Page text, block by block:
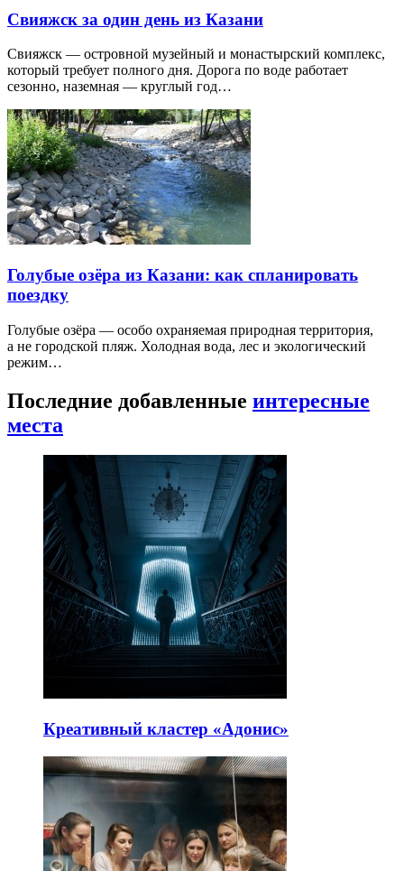
Свияжск за один день из Казани
Свияжск — островной музейный и монастырский комплекс,
который требует полного дня. Дорога по воде работает
сезонно, наземная — круглый год…
Голубые озёра из Казани: как спланировать
поездку
Голубые озёра — особо охраняемая природная территория,
а не городской пляж. Холодная вода, лес и экологический
режим…
Последние добавленные интересные
места
Креативный кластер «Адонис»